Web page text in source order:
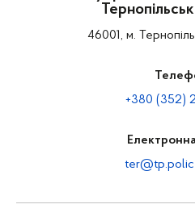
46001, м.
+380 (352)